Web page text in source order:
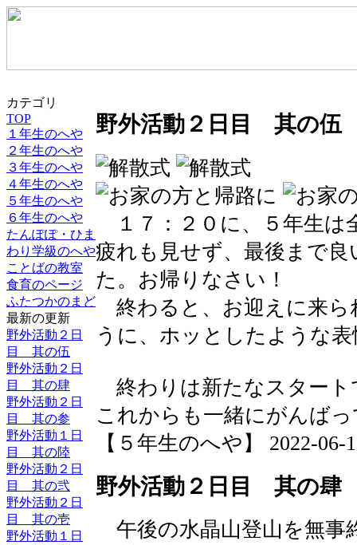
カテゴリ
TOP
１年生のへや
２年生のへや
３年生のへや
４年生のへや
５年生のへや
６年生のへや
たんぽぽ・ひま
わり学級のへや
ことばの教室
食育のページ
ふたつかのまど
最新の更新
野外活動２日
目 其の伍
野外活動２日
目 其の肆
野外活動２日
目 其の参
野外活動１日
目 其の陸
野外活動２日
目 其の弐
野外活動２日
目 其の壱
野外活動１日
野外活動２日目 其の伍
１７：２０に、５年生は
疲れも見せず、最後まで
た。お帰りなさい！
終わると、お迎えに来ら
うに、ホッとしたような
終わりは新たなスタート
これからも一緒にがんば
【５年生のへや】 2022-06-
野外活動２日目 其の肆
午後の水晶山登山を無事